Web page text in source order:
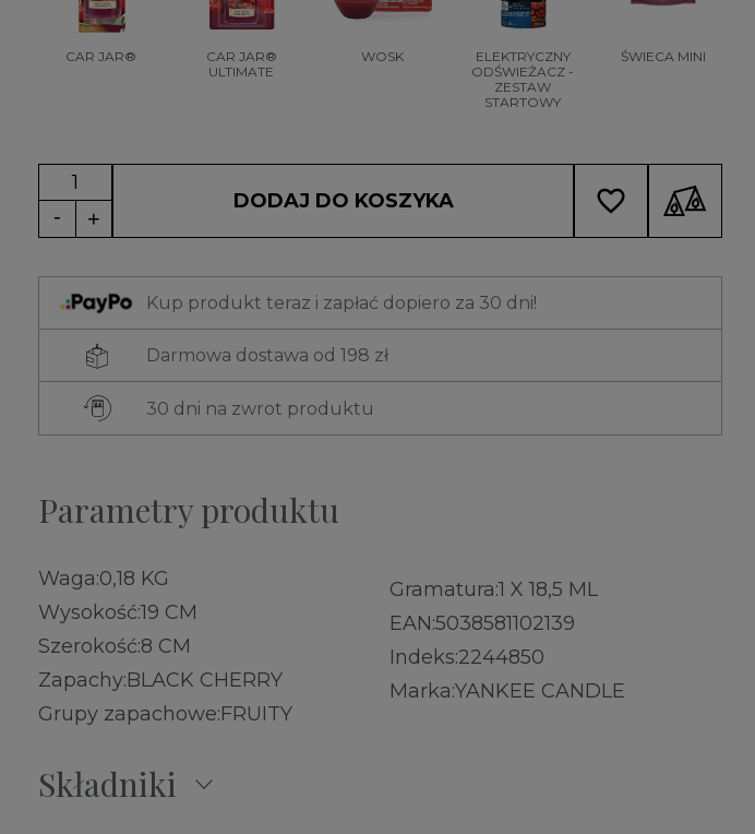
CAR JAR®
CAR JAR®
ULTIMATE
WOSK
ELEKTRYCZNY
ODŚWIEŻACZ -
ZESTAW
STARTOWY
ŚWIECA MINI
DODAJ DO KOSZYKA favorite_border
Kup produkt teraz i zapłać dopiero za 30 dni!
Darmowa dostawa od 198 zł
30 dni na zwrot produktu
Parametry produktu
Waga:0,18 KG
Wysokość:19 CM
Szerokość:8 CM
Zapachy:BLACK CHERRY
Grupy zapachowe:FRUITY
Gramatura:1 X 18,5 ML
EAN:5038581102139
Indeks:2244850
Marka:YANKEE CANDLE
Składniki